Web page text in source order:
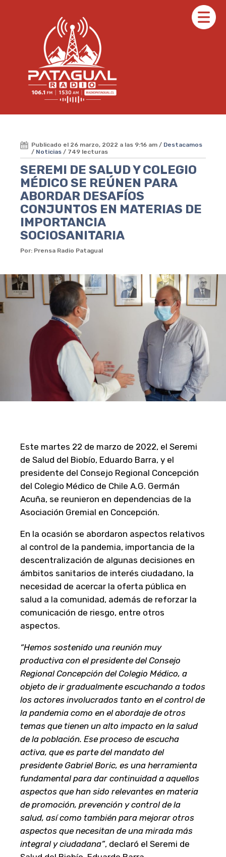
Publicado el 26 marzo, 2022 a las 9:16 am / Destacamos
/ Noticias / 749 lecturas
SEREMI DE SALUD Y COLEGIO
MÉDICO SE REÚNEN PARA
ABORDAR DESAFÍOS
CONJUNTOS EN MATERIAS DE
IMPORTANCIA
SOCIOSANITARIA
Por: Prensa Radio Patagual
Este martes 22 de marzo de 2022, el Seremi
de Salud del Biobío, Eduardo Barra, y el
presidente del Consejo Regional Concepción
del Colegio Médico de Chile A.G. Germán
Acuña, se reunieron en dependencias de la
Asociación Gremial en Concepción.
En la ocasión se abordaron aspectos relativos
al control de la pandemia, importancia de la
descentralización de algunas decisiones en
ámbitos sanitarios de interés ciudadano, la
necesidad de acercar la oferta pública en
salud a la comunidad, además de reforzar la
comunicación de riesgo, entre otros
aspectos.
“Hemos sostenido una reunión muy
productiva con el presidente del Consejo
Regional Concepción del Colegio Médico, a
objeto de ir gradualmente escuchando a todos
los actores involucrados tanto en el control de
la pandemia como en el abordaje de otros
temas que tienen un alto impacto en la salud
de la población. Ese proceso de escucha
activa, que es parte del mandato del
presidente Gabriel Boric, es una herramienta
fundamental para dar continuidad a aquellos
aspectos que han sido relevantes en materia
de promoción, prevención y control de la
salud, así como también para mejorar otros
aspectos que necesitan de una mirada más
integral y ciudadana”, declaró el Seremi de